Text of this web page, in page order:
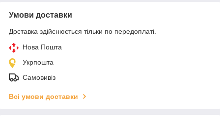
Умови доставки
Доставка здійснюється тільки по передоплаті.
Нова Пошта
Укрпошта
Самовивіз
Всі умови доставки